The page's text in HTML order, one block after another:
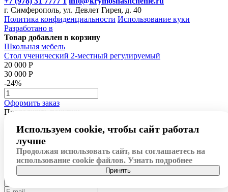
г. Симферополь, ул. Девлет Гирея, д. 40
Политика конфиденциальности Использование куки
Разработано в
Товар добавлен в корзину
Школьная мебель
Стол ученический 2-местный регулируемый
20 000 Р
30 000 Р
-24%
Оформить заказ
Продолжить покупки
Заказать звонок
Обратная связь
Используем cookie, чтобы сайт работал
лучше
Продолжая использовать сайт, вы соглашаетесь на
использование cookie файлов. Узнать подробнее
Принять